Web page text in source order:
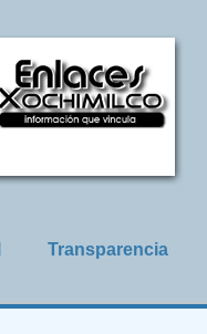
Transparencia